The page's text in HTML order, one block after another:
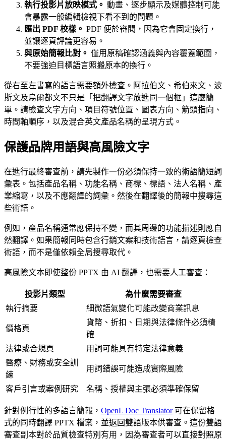
執行投影片放映模式。 動畫、逐步顯示及媒體控制可能
會暴露一般編輯檢視下看不到的問題。
匯出 PDF 校樣。 PDF 便於審閱，因為它會固定換行，
並讓逐頁評論更容易。
與原始簡報比對。 僅用原稿確認涵義與內容覆蓋範圍，
不要強迫目標語言照搬原本的換行。
從右至左書寫的語言需要額外檢查。阿拉伯文、希伯來文、波
斯文及烏爾都文不只是「把翻譯文字放進同一個框」這麼簡
單。請檢查文字方向、項目符號位置、圖表方向、箭頭指向、
時間軸順序，以及混合英文產品名稱的呈現方式。
保護品牌用語與高風險文字
在進行最終審查前，請先製作一份必須保持一致的術語簡短詞
彙表。包括產品名稱、功能名稱、商標、標語、法人名稱、產
業縮寫，以及不應翻譯的詞彙。然後在翻譯後的簡報中搜尋這
些術語。
例如，產品名稱通常應保持不變，而其周邊的功能描述則應自
然翻譯。如果簡報同時包含行銷文案和技術語言，請逐頁檢查
術語，而不是僅依賴全局搜尋取代。
高風險文本即使整份 PPTX 由 AI 翻譯，也需要人工審查：
投影片類型
為什麼需要審查
執行摘要
細微語氣變化可能改變商業訊息
價格頁
貨幣、折扣、日期與法律條件必須精
確
法律或合規頁
用詞可能具有特定法律意義
醫療、財務或安全訓
練
用詞錯誤可能造成實際風險
客戶引言或案例研究 名稱、授權與主張必須準確保留
針對例行性的多語言簡報， OpenL Doc Translator可在保留格
式的同時翻譯 PPTX 檔案，並返回雙語版本供審查。這份雙語
審查副本對於品質檢查特別有用，因為審查者可以直接對照原